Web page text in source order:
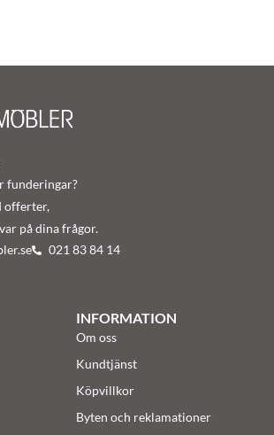
funderingar?
offerter,
på dina frågor.
021 83 84 14
INFORMATION
Om oss
Kundtjänst
Köpvillkor
Byten och reklamationer